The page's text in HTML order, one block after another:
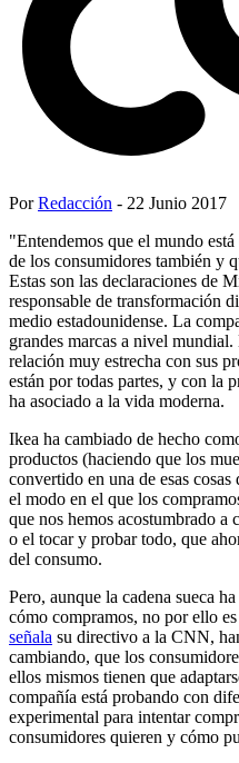
PorRedacción - 22 Junio 2017
"Entendemos que el mundo
de los consumidores también y
Estas son las declaraciones de
responsable de transformación
medio estadounidense. La
grandes marcas a nivel
relación muy estrecha con sus
están por todas partes, y con la
ha asociado a la vida moderna.
Ikea ha cambiado de hecho
productos (haciendo que los
convertido en una de esas
el modo en el que los
que nos hemos acostumbrado a
o el tocar y probar todo, que
del consumo.
Pero, aunque la cadena sueca
cómo compramos, no por ello
señala su directivo a la CNN,
cambiando, que los
ellos mismos tienen que
compañía está probando con
experimental para intentar
consumidores quieren y cómo